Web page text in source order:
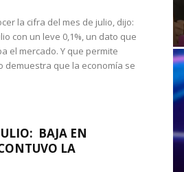
la cifra del mes de julio, dijo:
con un leve 0,1%, un dato que
el mercado. Y que permite
demuestra que la economía se
BAJA EN
LA